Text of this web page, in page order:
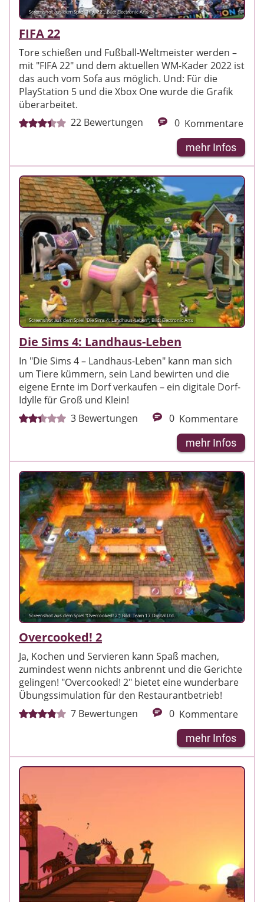
Screenshot aus dem Spiel "FIFA 22"; Bild: Electronic Arts
FIFA 22
Tore schießen und Fußball-Weltmeister werden –
mit "FIFA 22" und dem aktuellen WM-Kader 2022 ist
das auch vom Sofa aus möglich. Und: Für die
PlayStation 5 und die Xbox One wurde die Grafik
überarbeitet.
22 Bewertungen 0 Kommentare
mehr Infos
Screenshot aus dem Spiel "Die Sims 4: Landhaus-Leben"; Bild: Electronic Arts
Die Sims 4: Landhaus-Leben
In "Die Sims 4 – Landhaus-Leben" kann man sich
um Tiere kümmern, sein Land bewirten und die
eigene Ernte im Dorf verkaufen – ein digitale Dorf-
Idylle für Groß und Klein!
3 Bewertungen 0 Kommentare
mehr Infos
Screenshot aus dem Spiel "Overcooked! 2"; Bild: Team 17 Digital Ltd.
Overcooked! 2
Ja, Kochen und Servieren kann Spaß machen,
zumindest wenn nichts anbrennt und die Gerichte
gelingen! "Overcooked! 2" bietet eine wunderbare
Übungssimulation für den Restaurantbetrieb!
7 Bewertungen 0 Kommentare
mehr Infos